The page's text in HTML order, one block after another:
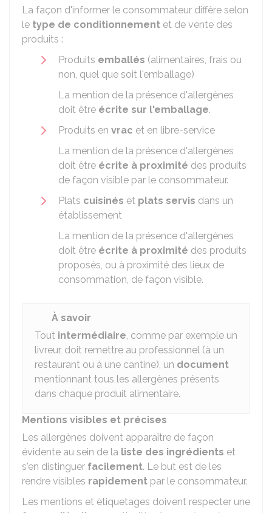
La façon d'informer le consommateur diffère selon
le type de conditionnement et de vente des
produits :
Produits emballés (alimentaires, frais ou
non, quel que soit l'emballage)
La mention de la présence d'allergènes
doit être écrite sur l'emballage.
Produits en vrac et en libre-service
La mention de la présence d'allergènes
doit être écrite à proximité des produits
de façon visible par le consommateur.
Plats cuisinés et plats servis dans un
établissement
La mention de la présence d'allergènes
doit être écrite à proximité des produits
proposés, ou à proximité des lieux de
consommation, de façon visible.
À savoir
Tout intermédiaire, comme par exemple un
livreur, doit remettre au professionnel (à un
restaurant ou à une cantine), un document
mentionnant tous les allergènes présents
dans chaque produit alimentaire.
Mentions visibles et précises
Les allergènes doivent apparaître de façon
évidente au sein de la liste des ingrédients et
s'en distinguer facilement. Le but est de les
rendre visibles rapidement par le consommateur.
Les mentions et étiquetages doivent respecter une